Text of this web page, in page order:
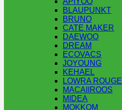
BLAUPUNKT
BRUNO
CATE MAKER
DAEWOO
DREAM
ECOVACS
JOYOUNG
KEHAEL
LOWRA ROUGE
MACAIIROOS
MIDEA
MOKKOM